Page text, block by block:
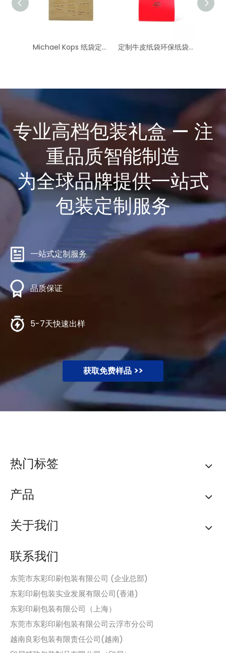
Michael Kops 纸袋定制纸袋批发 定制牛皮纸袋环保纸袋批发
专业高档包装礼盒 — 注
重品质智能制造
为全球品牌提供一站式
包装定制服务
一站式定制服务
品质保证
5-7天快速出样
获取免费样品 >>
热门标签
产品
关于我们
联系我们
东莞市东彩印刷包装有限公司 (企业总部)
东彩印刷包装实业发展有限公司(香港)
东彩印刷包装有限公司（上海）
东莞市东彩印刷包装有限公司云浮市分公司
越南良彩包装有限责任公司(越南)